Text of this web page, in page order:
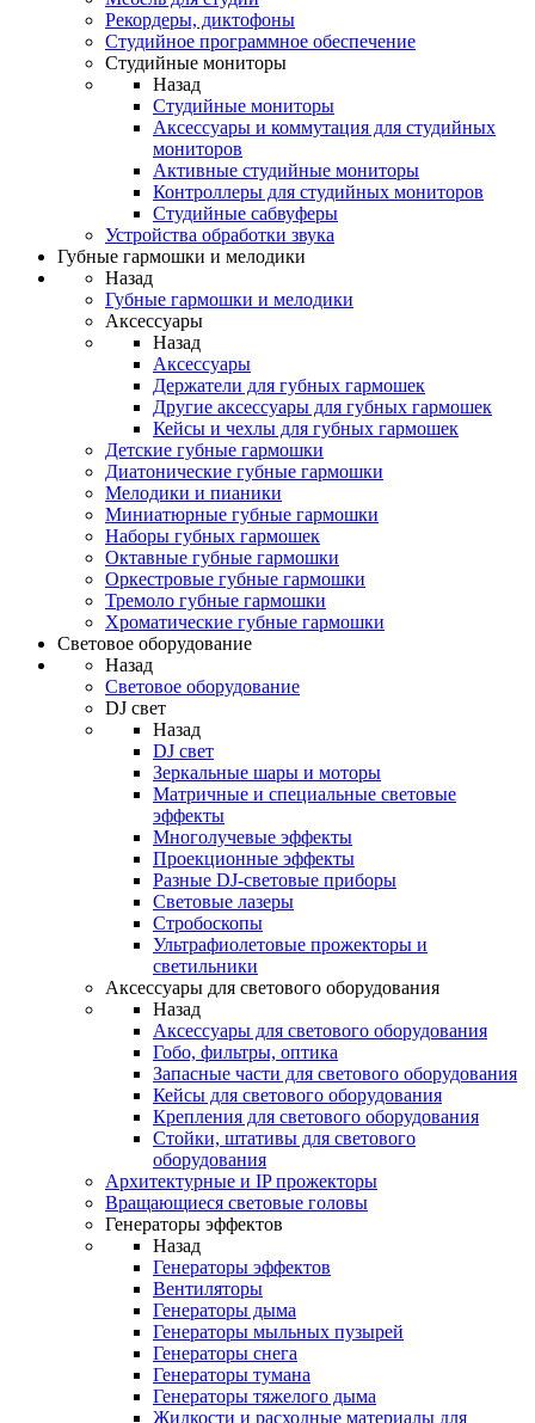
Рекордеры, диктофоны
Студийное программное обеспечение
Студийные мониторы
Назад
Студийные мониторы
Аксессуары и коммутация для студийных
мониторов
Активные студийные мониторы
Контроллеры для студийных мониторов
Студийные сабвуферы
Устройства обработки звука
Губные гармошки и мелодики
Назад
Губные гармошки и мелодики
Аксессуары
Назад
Аксессуары
Держатели для губных гармошек
Другие аксессуары для губных гармошек
Кейсы и чехлы для губных гармошек
Детские губные гармошки
Диатонические губные гармошки
Мелодики и пианики
Миниатюрные губные гармошки
Наборы губных гармошек
Октавные губные гармошки
Оркестровые губные гармошки
Тремоло губные гармошки
Хроматические губные гармошки
Световое оборудование
Назад
Световое оборудование
DJ свет
Назад
DJ свет
Зеркальные шары и моторы
Матричные и специальные световые
эффекты
Многолучевые эффекты
Проекционные эффекты
Разные DJ-световые приборы
Световые лазеры
Стробоскопы
Ультрафиолетовые прожекторы и
светильники
Аксессуары для светового оборудования
Назад
Аксессуары для светового оборудования
Гобо, фильтры, оптика
Запасные части для светового оборудования
Кейсы для светового оборудования
Крепления для светового оборудования
Стойки, штативы для светового
оборудования
Архитектурные и IP прожекторы
Вращающиеся световые головы
Генераторы эффектов
Назад
Генераторы эффектов
Вентиляторы
Генераторы дыма
Генераторы мыльных пузырей
Генераторы снега
Генераторы тумана
Генераторы тяжелого дыма
Жидкости и расходные материалы для